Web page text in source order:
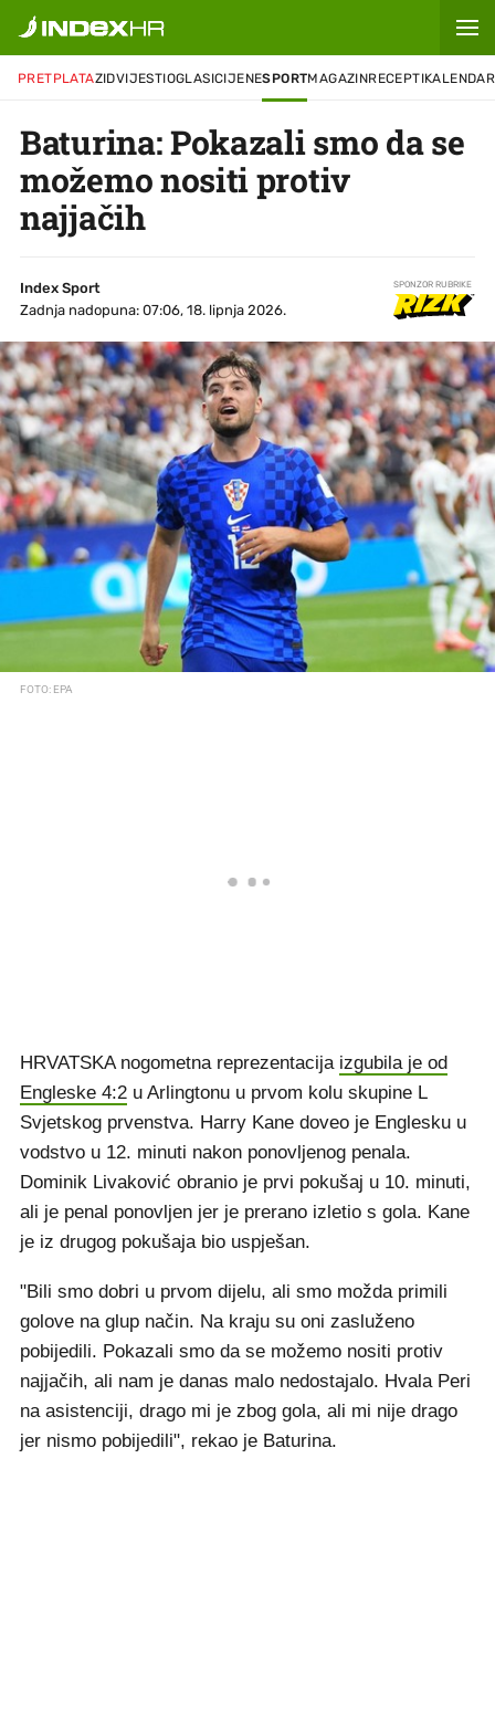
PRETPLATAZIDVIJESTIOGLASICIJENESPORTMAGAZINRECEPTIKALENDAR
Baturina: Pokazali smo da se
možemo nositi protiv
najjačih
Index Sport
Zadnja nadopuna: 07:06, 18. lipnja 2026.
SPONZOR RUBRIKE
FOTO: EPA
HRVATSKA nogometna reprezentacija izgubila je od
Engleske 4:2 u Arlingtonu u prvom kolu skupine L
Svjetskog prvenstva. Harry Kane doveo je Englesku u
vodstvo u 12. minuti nakon ponovljenog penala.
Dominik Livaković obranio je prvi pokušaj u 10. minuti,
ali je penal ponovljen jer je prerano izletio s gola. Kane
je iz drugog pokušaja bio uspješan.
"Bili smo dobri u prvom dijelu, ali smo možda primili
golove na glup način. Na kraju su oni zasluženo
pobijedili. Pokazali smo da se možemo nositi protiv
najjačih, ali nam je danas malo nedostajalo. Hvala Peri
na asistenciji, drago mi je zbog gola, ali mi nije drago
jer nismo pobijedili", rekao je Baturina.